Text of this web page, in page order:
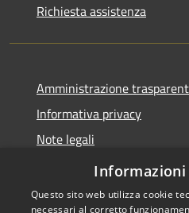
Richiesta assistenza
Amministrazione
Informativa privacy
Note legali
Dichiarazione di accessibilità
Informazioni
Questo sito web utilizza cookie
necessari al corretto